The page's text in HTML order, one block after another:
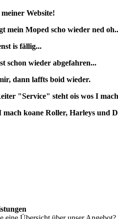
Website!
mein Moped scho wieder ned
is fällig...
schon wieder abgefahren...
dann laffts boid wieder.
"Service" steht ois wos I
mach koane Roller, Harleys und